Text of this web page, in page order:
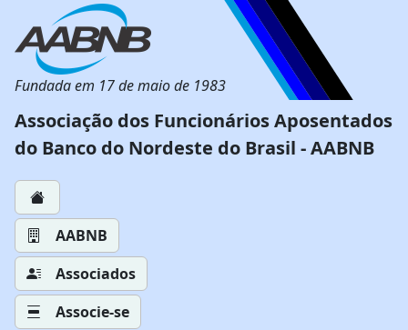
Fundada em 17 de maio de 1983
Associação dos Funcionários Aposentados
do Banco do Nordeste do Brasil - AABNB
AABNB
Associados
Associe-se